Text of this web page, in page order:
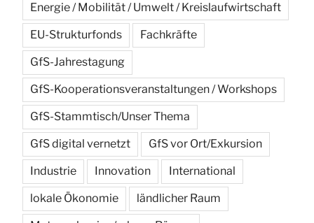
Energie / Mobilität / Umwelt / Kreislaufwirtschaft
EU-Strukturfonds Fachkräfte
GfS-Jahrestagung
GfS-Kooperationsveranstaltungen / Workshops
GfS-Stammtisch/Unser Thema
GfS digital vernetzt GfS vor Ort/Exkursion
Industrie Innovation International
lokale Ökonomie ländlicher Raum